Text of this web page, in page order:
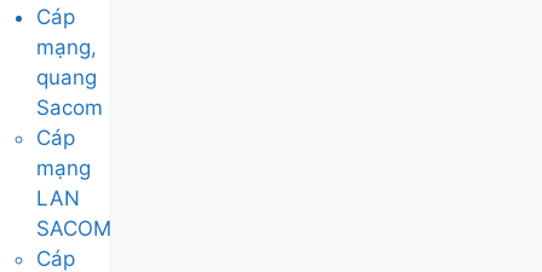
Cáp
mạng,
quang
Sacom
Cáp
mạng
LAN
SACOM
Cáp